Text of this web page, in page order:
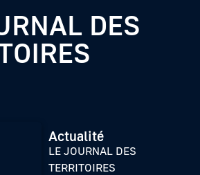
DES
Actualité
LE JOURNAL DES
TERRITOIRES